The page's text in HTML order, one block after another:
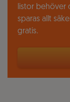
listor behöver
sparas allt
gratis.